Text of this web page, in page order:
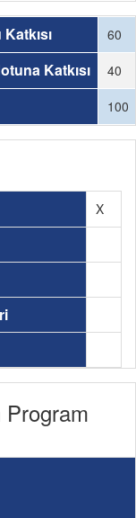
60
Katkısı 40
100
X
Program